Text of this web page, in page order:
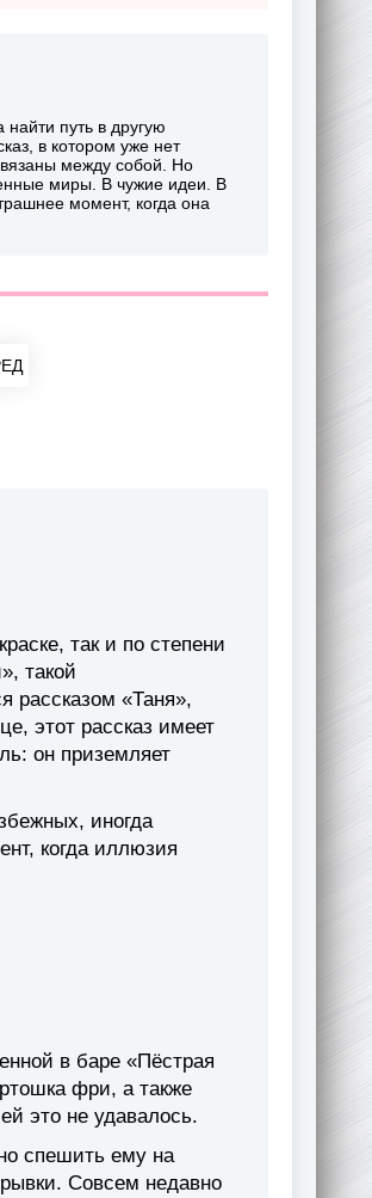
путь в другую
в котором уже нет
между собой. Но
миры. В чужие идеи. В
момент, когда она
так и по степени
такой
рассказом «Таня»,
этот рассказ имеет
он приземляет
иногда
когда иллюзия
в баре «Пёстрая
фри, а также
это не удавалось.
спешить ему на
Совсем недавно